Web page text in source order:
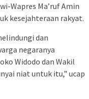
Wapres Ma’ruf Amin
kesejahteraan rakyat.
dan
negaranya
Widodo dan Wakil
niat untuk itu,” ucap